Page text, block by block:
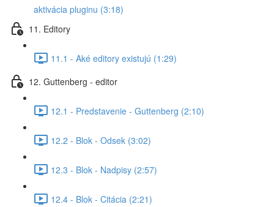
aktivácia pluginu (3:18)
11. Editory
11.1 - Aké editory existujú (1:29)
12. Guttenberg - editor
12.1 - Predstavenie - Guttenberg (2:10)
12.2 - Blok - Odsek (3:02)
12.3 - Blok - Nadpisy (2:57)
12.4 - Blok - Citácia (2:21)